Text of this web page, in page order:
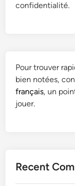
confidentialité.
Pour trouver
bien notées,
français, un
jouer.
Recent